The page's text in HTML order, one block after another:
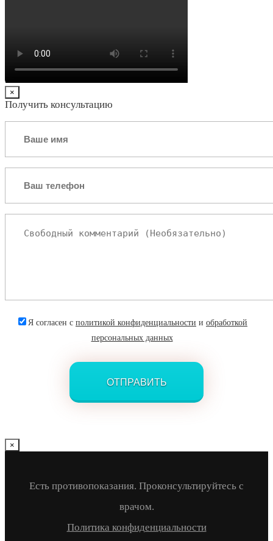
×
Получить консультацию
Я согласен с политикой конфиденциальности и обработкой
персональных данных
×
Есть противопоказания. Проконсультируйтесь с
врачом.
Политика конфиденциальности